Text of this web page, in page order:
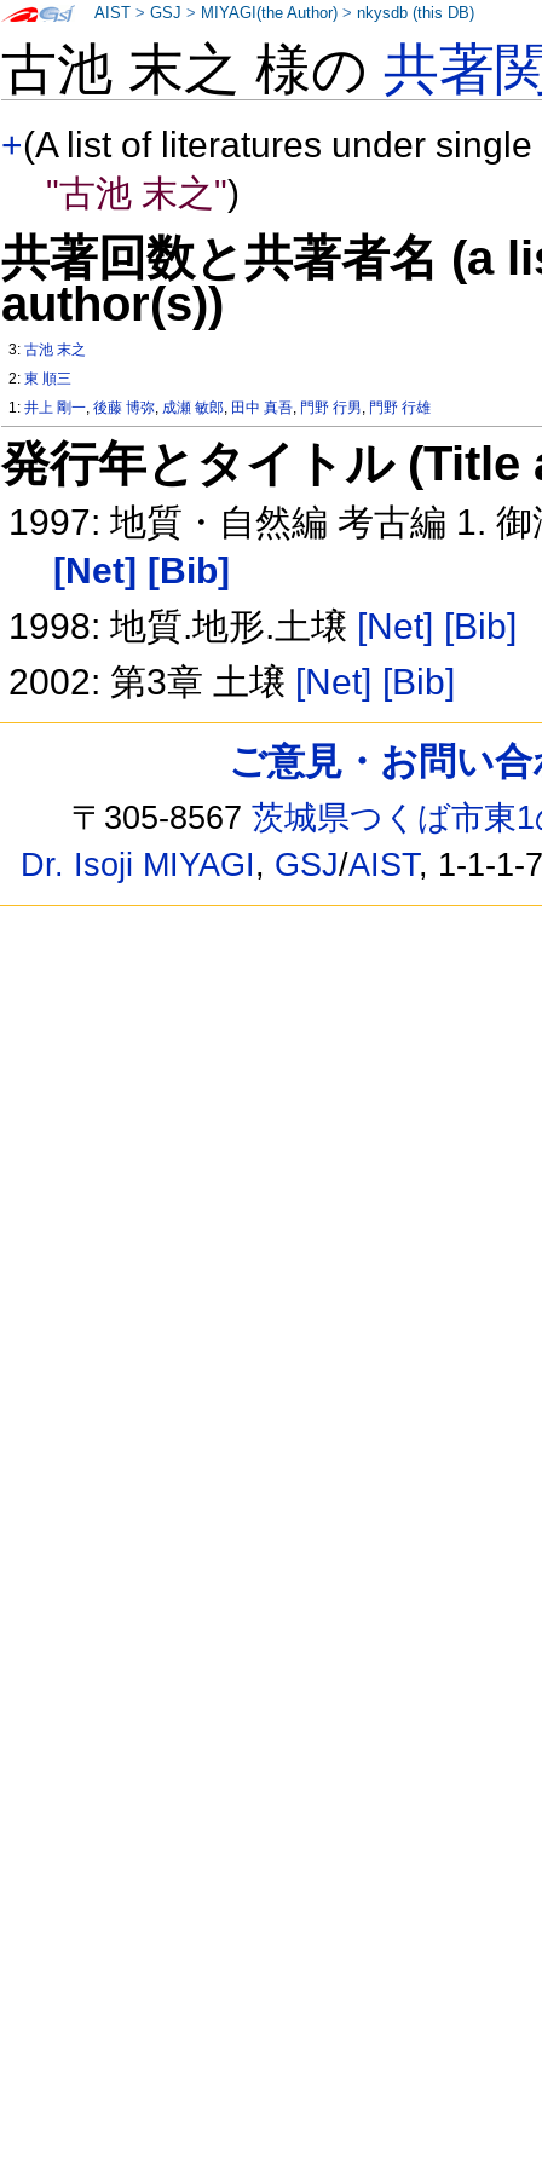
古池 末之 様の共著
+(A list of literatures under
"古池 末之")
共著回数と共著者名 (a
author(s))
3:古池 末之
2:東 順三
1:井上 剛一,後藤 博弥, 成瀬 敏郎, 田中 真吾, 門野 行男, 門野 行雄
発行年とタイトル
1997: 地質・自然編 考古編 1.
[Net] [Bib]
1998: 地質.地形.土壌 [Net] [Bib]
2002: 第3章 土壌 [Net] [Bib]
AIST >GSJ > MIYAGI(the Author) >nkysdb (this DB)
ご意見・お問い
〒305-8567茨城県つくば市東
Dr. Isoji MIYAGI, GSJ/AIST, 1-1-1-